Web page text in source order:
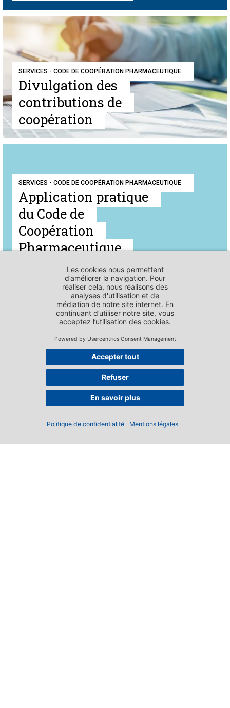
SERVICES - CODE DE COOPÉRATION PHARMACEUTIQUE
Divulgation des
contributions de
coopération
SERVICES - CODE DE COOPÉRATION PHARMACEUTIQUE
Application pratique
du Code de
Coopération
Pharmaceutique
international